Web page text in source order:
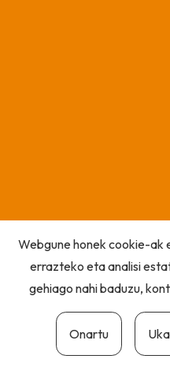
Webgune honek cookie-ak
errazteko eta analisi
gehiago nahi baduzu,
Onartu